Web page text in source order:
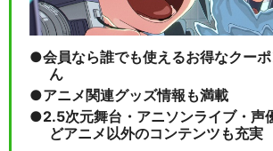
会員なら誰でも使えるお得なクー
ん
アニメ関連グッズ情報も満載
2.5次元舞台・アニソンライブ・声
どアニメ以外のコンテンツも充実